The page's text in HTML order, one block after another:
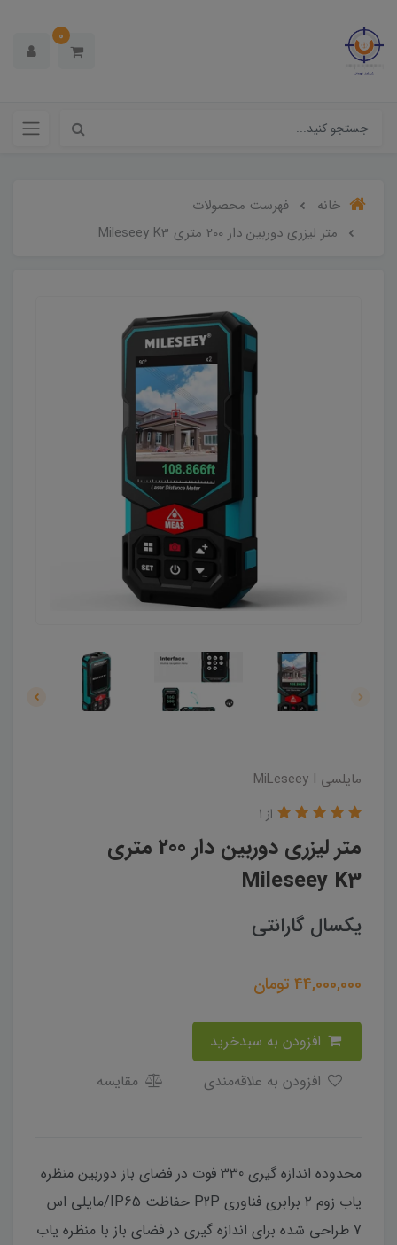
0
خانه
فهرست محصولات
متر لیزری دوربین دار 200 متری Mileseey K3
مایلسی MiLeseey I
متر لیزری دوربین دار 200 متری
Mileseey K3
از 1
یکسال گارانتی
44,000,000 تومان
مقایسه
محدوده اندازه گیری 330 فوت در فضای باز دوربین منظره
یاب زوم ۲ برابری فناوری P2P حفاظت IP65/مایلی اس
7 طراحی شده برای اندازه گیری در فضای باز با منظره یاب